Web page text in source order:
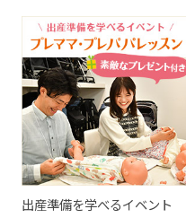
出産準備を学べるイベント